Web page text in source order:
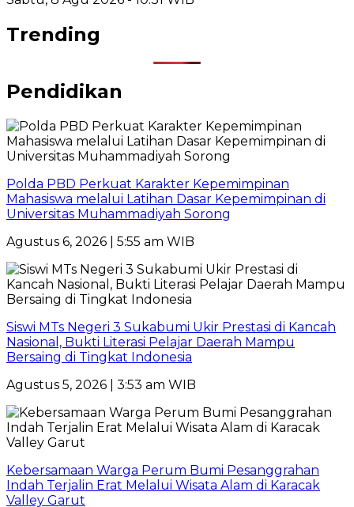
Trending
Pendidikan
Polda PBD Perkuat Karakter Kepemimpinan
Mahasiswa melalui Latihan Dasar Kepemimpinan di
Universitas Muhammadiyah Sorong
Agustus 6, 2026 | 5:55 am WIB
Siswi MTs Negeri 3 Sukabumi Ukir Prestasi di Kancah
Nasional, Bukti Literasi Pelajar Daerah Mampu
Bersaing di Tingkat Indonesia
Agustus 5, 2026 | 3:53 am WIB
Kebersamaan Warga Perum Bumi Pesanggrahan
Indah Terjalin Erat Melalui Wisata Alam di Karacak
Valley Garut